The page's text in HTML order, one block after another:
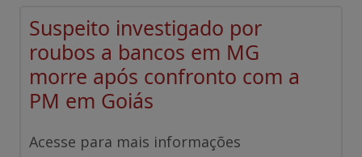
Suspeito investigado por
roubos a bancos em MG
morre após confronto com a
PM em Goiás
Acesse para mais informações